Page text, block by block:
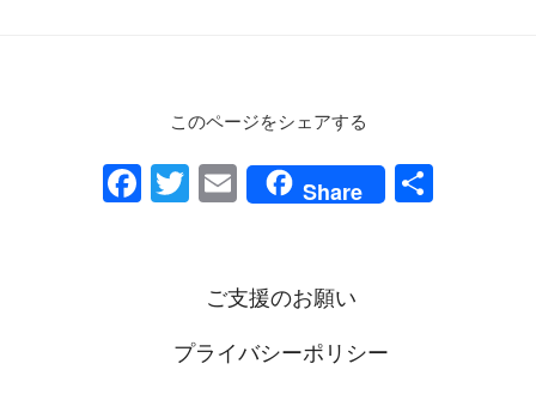
このページをシェアする
F
T
er
E
Share
ご支援のお願い
プライバシーポリシー